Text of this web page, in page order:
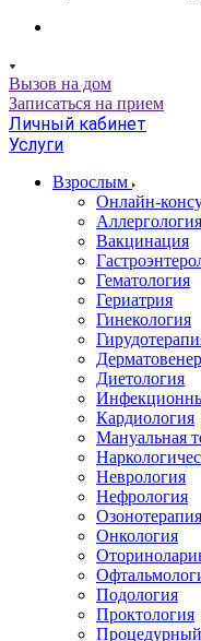
Вызов на дом
Записаться на прием
Личный кабинет
Услуги
Взрослым
Онлайн-
Вакцинация
Гематология
Гериатрия
Гинекология
Диетология
Кардиология
Мануальная
Неврология
Нефрология
Озонотерапия
Онкология
Подология
Проктология